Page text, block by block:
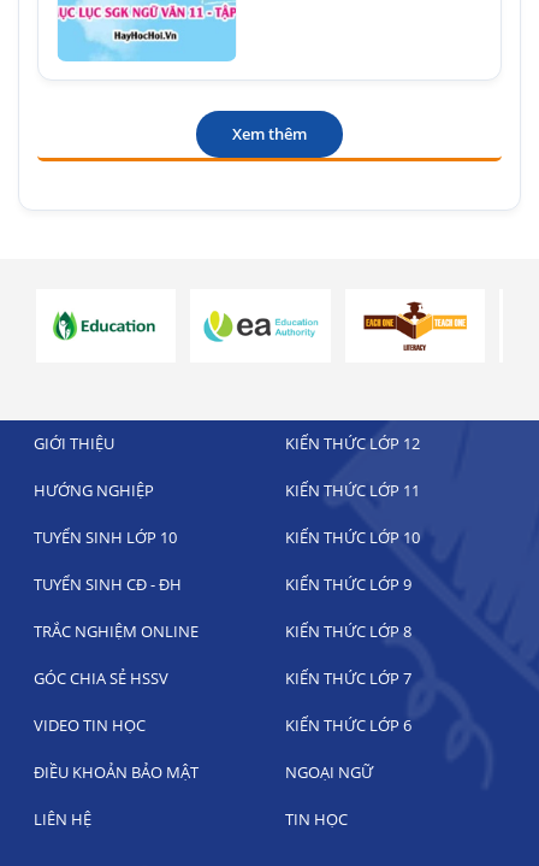
Xem thêm
GIỚI THIỆU KIẾN THỨC LỚP 12
HƯỚNG NGHIỆP KIẾN THỨC LỚP 11
TUYỂN SINH LỚP 10 KIẾN THỨC LỚP 10
TUYỂN SINH CĐ - ĐH KIẾN THỨC LỚP 9
TRẮC NGHIỆM ONLINE KIẾN THỨC LỚP 8
GÓC CHIA SẺ HSSV KIẾN THỨC LỚP 7
VIDEO TIN HỌC KIẾN THỨC LỚP 6
ĐIỀU KHOẢN BẢO MẬT NGOẠI NGỮ
LIÊN HỆ TIN HỌC